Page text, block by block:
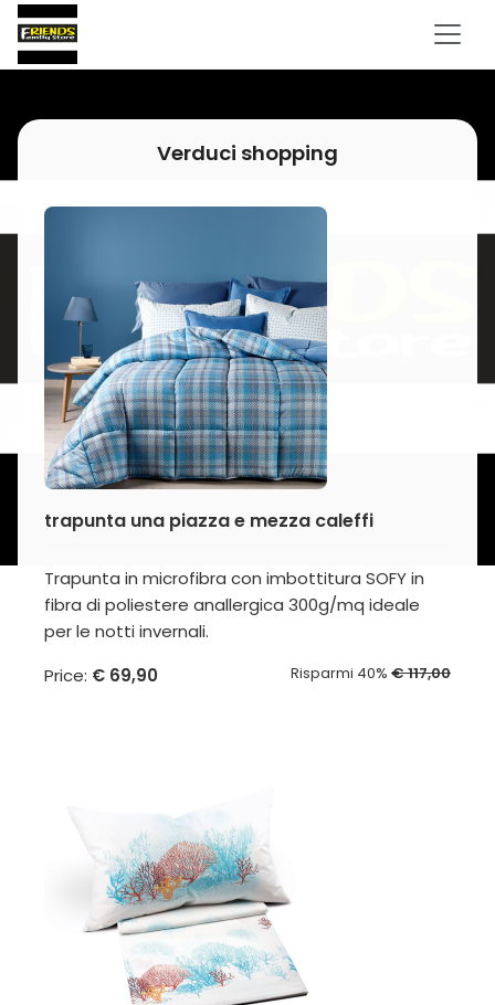
Verduci shopping
trapunta una piazza e mezza caleffi
Trapunta in microfibra con imbottitura SOFY in
fibra di poliestere anallergica 300g/mq ideale
per le notti invernali.
Price: € 69,90 Risparmi 40% € 117,00